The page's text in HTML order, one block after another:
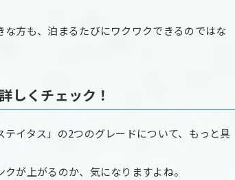
方も、泊まるたびにワクワクできるのではな
しくチェック！
イタス」の2つのグレードについて、もっと具
が上がるのか、気になりますよね。